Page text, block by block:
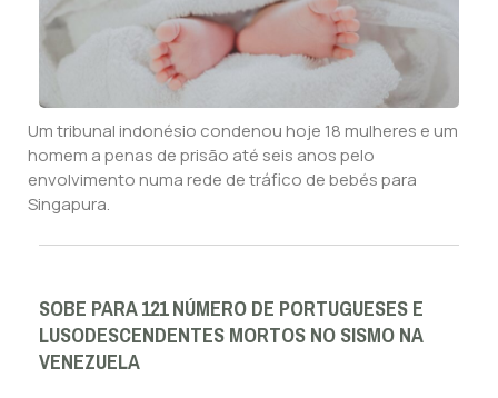
Um tribunal indonésio condenou hoje 18 mulheres e um
homem a penas de prisão até seis anos pelo
envolvimento numa rede de tráfico de bebés para
Singapura.
SOBE PARA 121 NÚMERO DE PORTUGUESES E
LUSODESCENDENTES MORTOS NO SISMO NA
VENEZUELA